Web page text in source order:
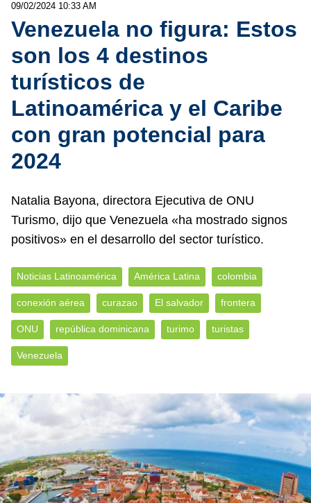
09/02/2024 10:33 AM
Venezuela no figura: Estos
son los 4 destinos
turísticos de
Latinoamérica y el Caribe
con gran potencial para
2024
Natalia Bayona, directora Ejecutiva de ONU
Turismo, dijo que Venezuela «ha mostrado signos
positivos» en el desarrollo del sector turístico.
Noticias Latinoamérica América Latina colombia
conexión aérea curazao El salvador frontera
ONU república dominicana turimo turistas
Venezuela